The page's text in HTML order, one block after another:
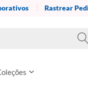
Rastrear